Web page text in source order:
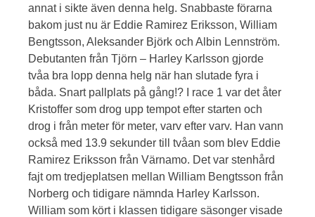
annat i sikte även denna helg. Snabbaste förarna
bakom just nu är Eddie Ramirez Eriksson, William
Bengtsson, Aleksander Björk och Albin Lennström.
Debutanten från Tjörn – Harley Karlsson gjorde
tvåa bra lopp denna helg när han slutade fyra i
båda. Snart pallplats på gång!? I race 1 var det åter
Kristoffer som drog upp tempot efter starten och
drog i från meter för meter, varv efter varv. Han vann
också med 13.9 sekunder till tvåan som blev Eddie
Ramirez Eriksson från Värnamo. Det var stenhård
fajt om tredjeplatsen mellan William Bengtsson från
Norberg och tidigare nämnda Harley Karlsson.
William som kört i klassen tidigare säsonger visade